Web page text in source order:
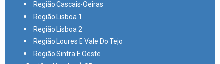
Região Cascais-Oeiras
Região Lisboa 1
Região Lisboa 2
Região Loures E Vale Do Tejo
Região Sintra E Oeste